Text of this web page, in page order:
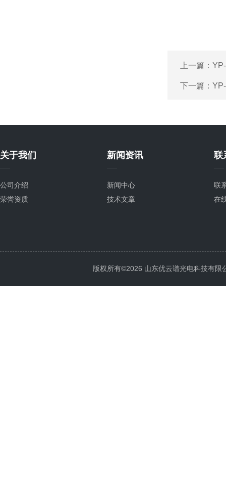
上一篇：
下一篇：
关于我们
公司介绍
荣誉资质
新闻资讯
新闻中心
技术文章
联
联
在
版权所有©2026 山东优云谱光电科技有